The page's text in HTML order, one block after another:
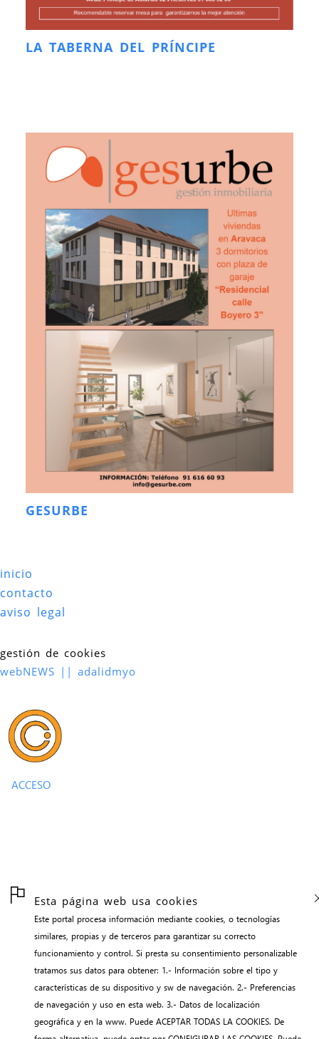
Esta página web usa cookies
Este portal procesa información mediante cookies, o tecnologías
similares, propias y de terceros para garantizar su correcto
funcionamiento y control. Si presta su consentimiento personalizable
tratamos sus datos para obtener: 1.- Información sobre el tipo y
características de su dispositivo y sw de navegación. 2.- Preferencias
de navegación y uso en esta web. 3.- Datos de localización
geográfica y en la www. Puede ACEPTAR TODAS LA COOKIES. De
LA TABERNA DEL PRÍNCIPE
GESURBE
inicio
contacto
aviso legal
gestión de cookies
webNEWS || adalidmyo
ACCESO